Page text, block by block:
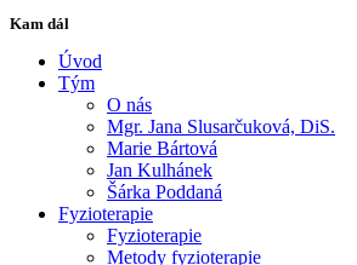
Kam dál
Úvod
Tým
O nás
Mgr. Jana Slusarčuková, DiS.
Marie Bártová
Jan Kulhánek
Šárka Poddaná
Fyzioterapie
Fyzioterapie
Metody fyzioterapie